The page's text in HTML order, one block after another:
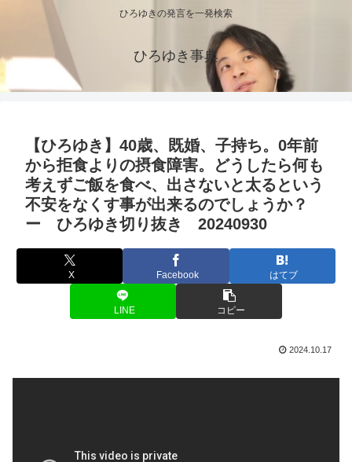
ひろゆきの発言を一発検索
ひろゆき事典
【ひろゆき】40歳、既婚、子持ち。0年前
から拒食よりの摂食障害。どうしたら何も
考えずご飯を食べ、出さないと太るという
不安をなくす事が出来るのでしょうか？
ー ひろゆき切り抜き 20240930
X Facebook はてブ
LINE コピー
2024.10.17